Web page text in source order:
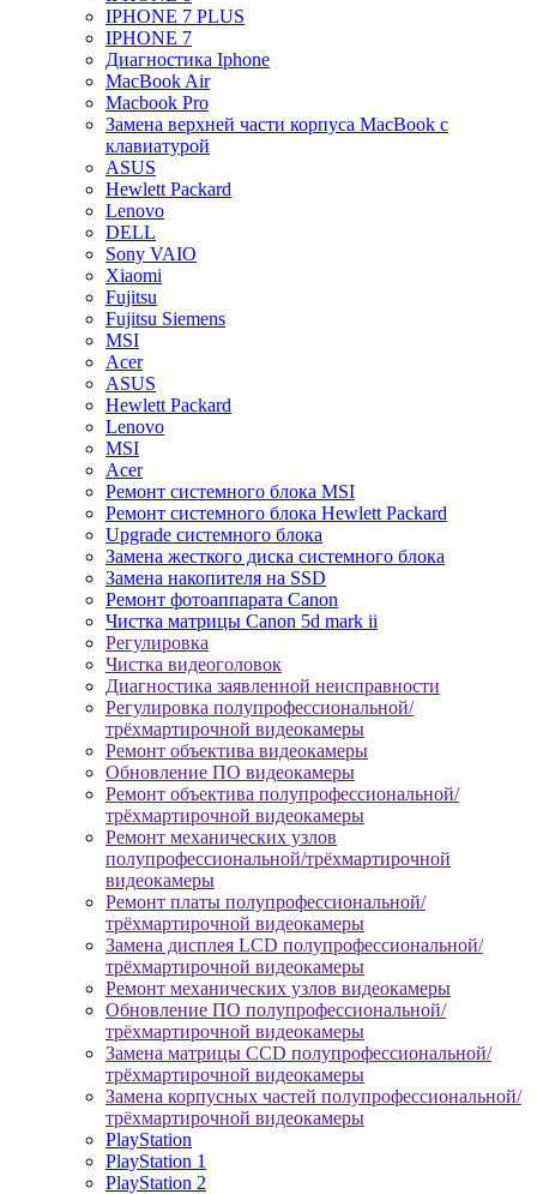
IPHONE 7 PLUS
IPHONE 7
Диагностика Iphone
MacBook Air
Macbook Pro
Замена верхней части корпуса MacBook с
клавиатурой
ASUS
Hewlett Packard
Lenovo
DELL
Sony VAIO
Xiaomi
Fujitsu
Fujitsu Siemens
MSI
Acer
ASUS
Hewlett Packard
Lenovo
MSI
Acer
Ремонт системного блока MSI
Ремонт системного блока Hewlett Packard
Upgrade системного блока
Замена жесткого диска системного блока
Замена накопителя на SSD
Ремонт фотоаппарата Canon
Чистка матрицы Canon 5d mark ii
Регулировка
Чистка видеоголовок
Диагностика заявленной неисправности
Регулировка полупрофессиональной/
трёхмартирочной видеокамеры
Ремонт объектива видеокамеры
Обновление ПО видеокамеры
Ремонт объектива полупрофессиональной/
трёхмартирочной видеокамеры
Ремонт механических узлов
полупрофессиональной/трёхмартирочной
видеокамеры
Ремонт платы полупрофессиональной/
трёхмартирочной видеокамеры
Замена дисплея LCD полупрофессиональной/
трёхмартирочной видеокамеры
Ремонт механических узлов видеокамеры
Обновление ПО полупрофессиональной/
трёхмартирочной видеокамеры
Замена матрицы CCD полупрофессиональной/
трёхмартирочной видеокамеры
Замена корпусных частей полупрофессиональной/
трёхмартирочной видеокамеры
PlayStation
PlayStation 1
PlayStation 2